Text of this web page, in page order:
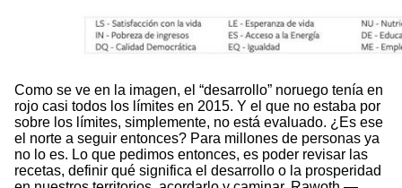
Como se ve en la imagen, el “desarrollo” noruego tenía en
rojo casi todos los límites en 2015. Y el que no estaba por
sobre los límites, simplemente, no está evaluado. ¿Es ese
el norte a seguir entonces? Para millones de personas ya
no lo es. Lo que pedimos entonces, es poder revisar las
recetas, definir qué significa el desarrollo o la prosperidad